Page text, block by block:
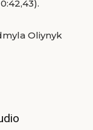
Oliynyk